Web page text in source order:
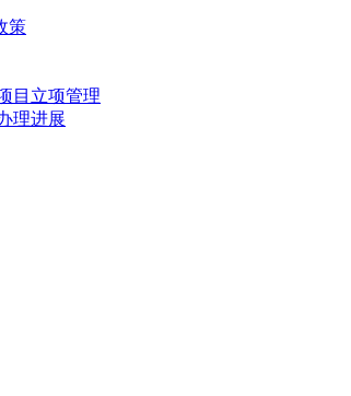
策
目立项管理
理进展